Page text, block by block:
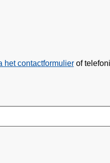
het contactformulierof